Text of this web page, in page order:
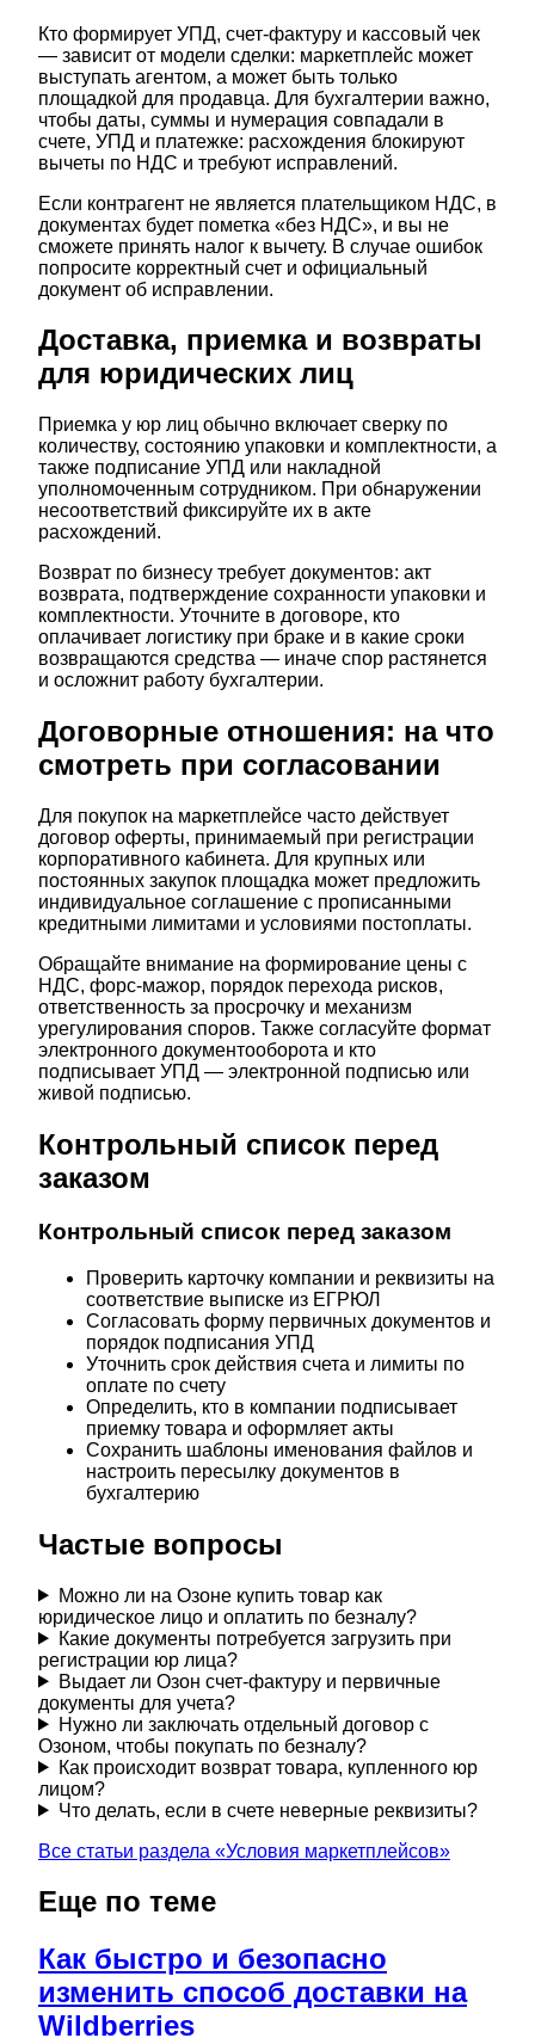
Кто формирует УПД, счет-фактуру и кассовый чек
— зависит от модели сделки: маркетплейс может
выступать агентом, а может быть только
площадкой для продавца. Для бухгалтерии важно,
чтобы даты, суммы и нумерация совпадали в
счете, УПД и платежке: расхождения блокируют
вычеты по НДС и требуют исправлений.
Если контрагент не является плательщиком НДС, в
документах будет пометка «без НДС», и вы не
сможете принять налог к вычету. В случае ошибок
попросите корректный счет и официальный
документ об исправлении.
Доставка, приемка и возвраты
для юридических лиц
Приемка у юр лиц обычно включает сверку по
количеству, состоянию упаковки и комплектности, а
также подписание УПД или накладной
уполномоченным сотрудником. При обнаружении
несоответствий фиксируйте их в акте
расхождений.
Возврат по бизнесу требует документов: акт
возврата, подтверждение сохранности упаковки и
комплектности. Уточните в договоре, кто
оплачивает логистику при браке и в какие сроки
возвращаются средства — иначе спор растянется
и осложнит работу бухгалтерии.
Договорные отношения: на что
смотреть при согласовании
Для покупок на маркетплейсе часто действует
договор оферты, принимаемый при регистрации
корпоративного кабинета. Для крупных или
постоянных закупок площадка может предложить
индивидуальное соглашение с прописанными
кредитными лимитами и условиями постоплаты.
Обращайте внимание на формирование цены с
НДС, форс-мажор, порядок перехода рисков,
ответственность за просрочку и механизм
урегулирования споров. Также согласуйте формат
электронного документооборота и кто
подписывает УПД — электронной подписью или
живой подписью.
Контрольный список перед
заказом
Контрольный список перед заказом
Проверить карточку компании и реквизиты на
соответствие выписке из ЕГРЮЛ
Согласовать форму первичных документов и
порядок подписания УПД
Уточнить срок действия счета и лимиты по
оплате по счету
Определить, кто в компании подписывает
приемку товара и оформляет акты
Сохранить шаблоны именования файлов и
настроить пересылку документов в
бухгалтерию
Частые вопросы
Можно ли на Озоне купить товар как
юридическое лицо и оплатить по безналу?
Какие документы потребуется загрузить при
регистрации юр лица?
Выдает ли Озон счет-фактуру и первичные
документы для учета?
Нужно ли заключать отдельный договор с
Озоном, чтобы покупать по безналу?
Как происходит возврат товара, купленного юр
лицом?
Что делать, если в счете неверные реквизиты?
Все статьи раздела «Условия маркетплейсов»
Еще по теме
Как быстро и безопасно
изменить способ доставки на
Wildberries